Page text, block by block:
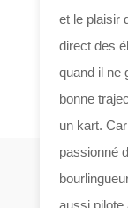
et le plaisir
direct des
quand il ne
bonne
un kart.
passionné
aussi pilote